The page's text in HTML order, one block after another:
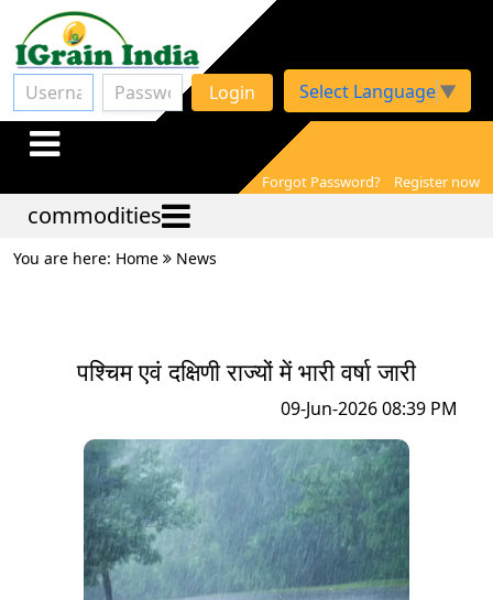
Login Select Language▼
Forgot Password? Register now
commodities
You are here: Home News
पश्चिम एवं दक्षिणी राज्यों में भारी वर्षा जारी
09-Jun-2026 08:39 PM